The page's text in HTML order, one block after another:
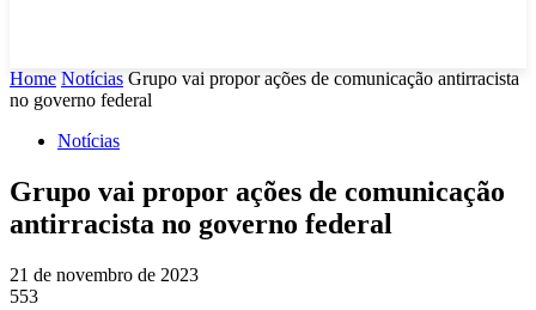
Home Notícias Grupo vai propor ações de comunicação antirracista
no governo federal
Notícias
Grupo vai propor ações de comunicação
antirracista no governo federal
21 de novembro de 2023
553